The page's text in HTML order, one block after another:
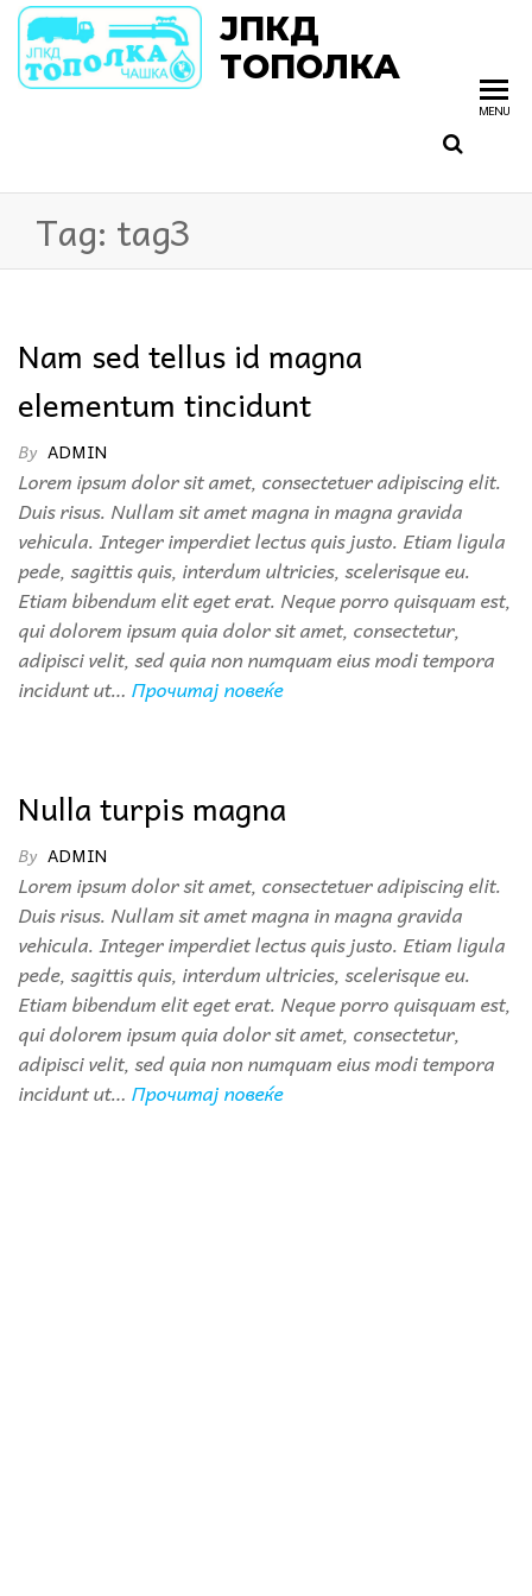
ЈПКД
ТОПОЛКА
MENU
Tag: tag3
Nam sed tellus id magna
elementum tincidunt
By ADMIN
Lorem ipsum dolor sit amet, consectetuer adipiscing elit.
Duis risus. Nullam sit amet magna in magna gravida
vehicula. Integer imperdiet lectus quis justo. Etiam ligula
pede, sagittis quis, interdum ultricies, scelerisque eu.
Etiam bibendum elit eget erat. Neque porro quisquam est,
qui dolorem ipsum quia dolor sit amet, consectetur,
adipisci velit, sed quia non numquam eius modi tempora
incidunt ut… Прочитај повеќе
Nulla turpis magna
By ADMIN
Lorem ipsum dolor sit amet, consectetuer adipiscing elit.
Duis risus. Nullam sit amet magna in magna gravida
vehicula. Integer imperdiet lectus quis justo. Etiam ligula
pede, sagittis quis, interdum ultricies, scelerisque eu.
Etiam bibendum elit eget erat. Neque porro quisquam est,
qui dolorem ipsum quia dolor sit amet, consectetur,
adipisci velit, sed quia non numquam eius modi tempora
incidunt ut… Прочитај повеќе